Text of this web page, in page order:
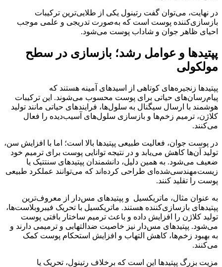
در نهایت، می‌توان گفت رتینول یکی از طلایی‌ترین ترکیبات
بازسازی‌کننده پوست است که به‌صورت تدریجی و علمی موجب
احیای ظاهر جوان و شاداب پوست می‌شود.
پپتیدها و عوامل رشد؛ بازسازی در سطح
مولکولی
پپتیدها زنجیره‌های کوتاهی از اسیدهای آمینه هستند که
پیام‌رسان‌های حیاتی برای پوست محسوب می‌شوند. این ترکیبات
هوشمند با ارسال سیگنال به سلول‌ها، فرایندهای حیاتی مانند تولید
کلاژن، ترمیم زخم‌ها و بازسازی سلول‌های آسیب‌دیده را فعال
می‌کنند.
در پوست جوان، فعالیت طبیعی پپتیدها بالا است؛ اما با افزایش سن،
تولید آن‌ها کاهش می‌یابد و در نتیجه توانایی پوست برای ترمیم خود
ضعیف می‌شود. به همین دلیل، دانشمندان پپتیدهای سنتتیک یا
زیست‌مهندسی‌شده‌ای طراحی کرده‌اند که می‌توانند عملکرد طبیعی
پوست را تقلید کنند.
به عنوان مثال، ماتریکسیل و پپتیدهای مس‌دار از معروف‌ترین
پپتیدهای بازسازی‌کننده هستند. ماتریکسیل با تحریک فیبروبلاست‌ها،
تولید کلاژن را افزایش داده و باعث ترمیم ساختار بافتی پوست
می‌شود. پپتیدهای مس‌دار نیز خاصیت ضدالتهابی و ترمیمی دارند و
به بهبود زخم‌ها، کاهش التهاب و افزایش استحکام پوست کمک
می‌کنند.
مزیت بزرگ پپتیدها این است که برخلاف رتینول، تحریک یا